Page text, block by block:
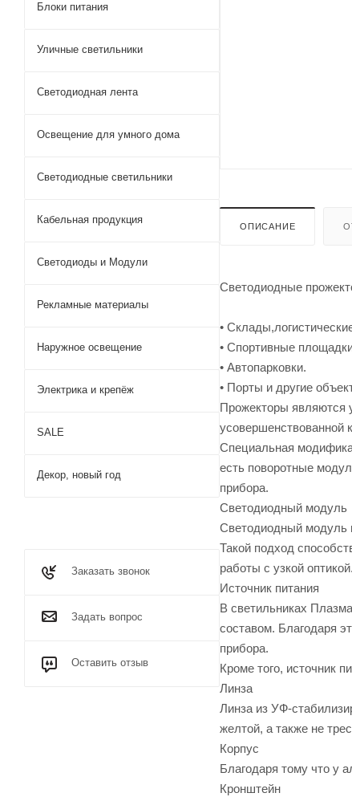
ОПИСАНИЕ
Светодиодные
•
• Спортивные
• Автопарковки.
• Порты и другие
Прожекторы являются
усовершенствованной
Специальная
есть поворотные
прибора.
Светодиодный модуль
Светодиодный модуль
Такой подход
работы с узкой оптикой.
Источник питания
В светильниках
составом. Благодаря
прибора.
Кроме того, источник
Линза
Линза из УФ-
желтой, а также не
Корпус
Благодаря тому что у
Кронштейн
Блоки питания
Уличные светильники
Светодиодная лента
Освещение для умного дома
Светодиодные светильники
Кабельная продукция
Светодиоды и Модули
Рекламные материалы
Наружное освещение
Электрика и крепёж
SALE
Декор, новый год
Заказать звонок
Задать вопрос
Оставить отзыв